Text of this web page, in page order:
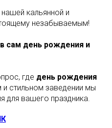
кальянной и
незабываемым!
сам день рождения и
где день рождения
стильном заведении мы
для вашего праздника.